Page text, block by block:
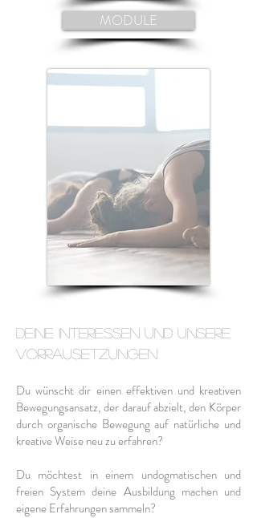
MODULE
Deine Interessen und unsere
Vorrausetzungen
Du wünscht dir einen effektiven und kreativen
Bewegungsansatz, der darauf abzielt, den Körper
durch organische Bewegung auf natürliche und
kreative Weise neu zu erfahren?
Du möchtest in einem undogmatischen und
freien System deine Ausbildung machen und
eigene Erfahrungen sammeln?